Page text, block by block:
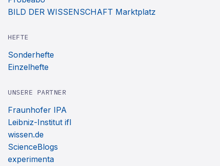
BILD DER WISSENSCHAFT Marktplatz
HEFTE
Sonderhefte
Einzelhefte
UNSERE PARTNER
Fraunhofer IPA
Leibniz-Institut ifl
wissen.de
ScienceBlogs
experimenta